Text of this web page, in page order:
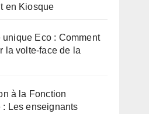
en Kiosque
unique Eco : Comment
la volte-face de la
à la Fonction
: Les enseignants